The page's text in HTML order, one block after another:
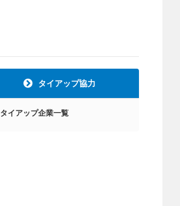
タイアップ協力
タイアップ企業一覧